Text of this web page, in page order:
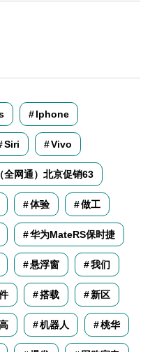
Iphone
Siri Vivo
全网通）北京促销63
体验 做工
华为MateRS保时捷
悬浮窗 我们
搭载 新区
机器人 桃华